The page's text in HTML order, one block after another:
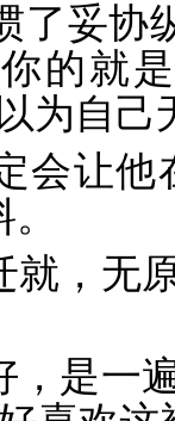
了妥协
的就
为自
会让
就，无
，是一